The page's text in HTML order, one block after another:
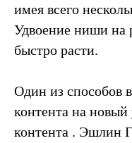
имея всего
Удвоение ниши на
быстро расти.
Один из способов
контента на
контента . Эшлин